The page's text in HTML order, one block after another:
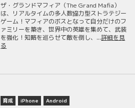
ザ・グランドマフィア（The Grand Mafia）
は、リアルタイムの多人数協力型ストラテジー
ゲーム！マフィアのボスとなって自分だけのフ
ァミリーを築き、世界中の英雄を集めて、武装
を強化！知略を巡らせて敵を倒し、...詳細を見
る
育成 iPhone Android